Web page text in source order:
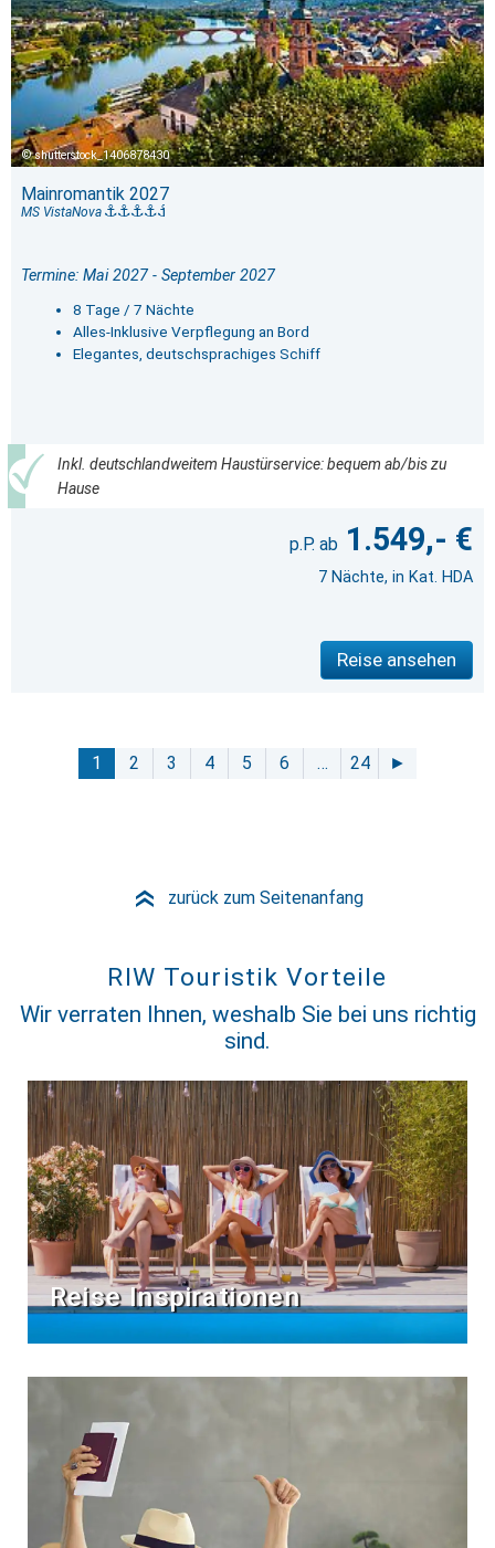
shutterstock_1406878430
Mainromantik 2027
MS VistaNova
Termine: Mai 2027 - September 2027
8 Tage / 7 Nächte
Alles-Inklusive Verpflegung an Bord
Elegantes, deutschsprachiges Schiff
Inkl. deutschlandweitem Haustürservice: bequem ab/bis zu
Hause
1.549,- €
7 Nächte, in Kat. HDA
Reise ansehen
1 2 3 4 5 6 … 24 ►
» zurück zum Seitenanfang
RIW Touristik Vorteile
Wir verraten Ihnen, weshalb Sie bei uns richtig
sind.
Reise Inspirationen